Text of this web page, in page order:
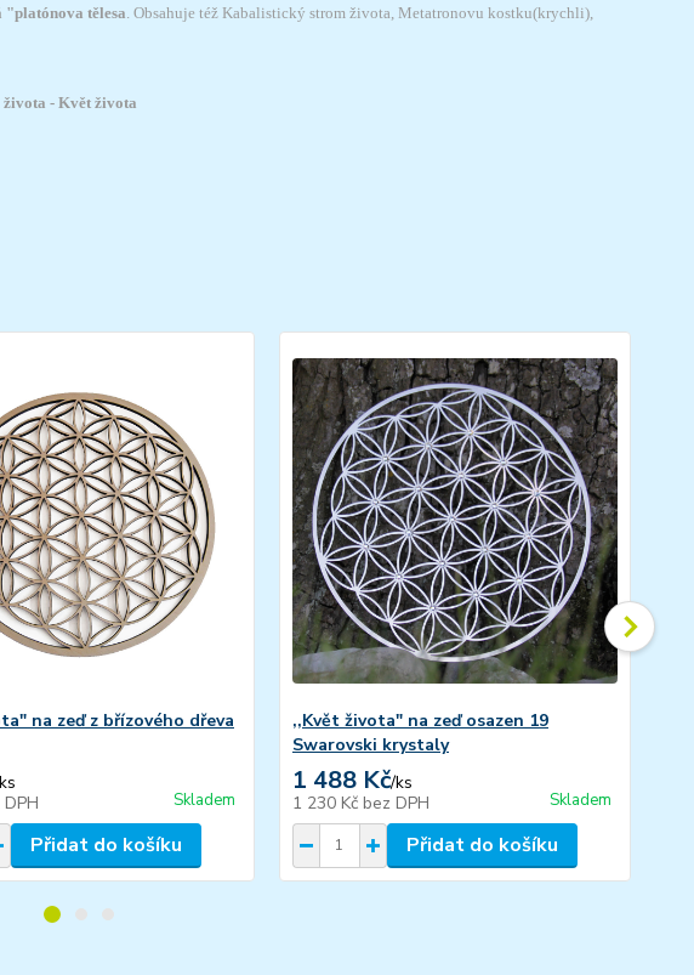
"platónova tělesa . Obsahuje též Kabalistický strom života, Metatronovu kostku(krychli),
- Květ života
na zeď z břízového dřeva
Skladem
Přidat do košíku
,,Květ života" na zeď osazen 19
Swarovski krystaly
1 488 Kč/ks
1 230 Kč bez DPH Skladem
Přidat do košíku